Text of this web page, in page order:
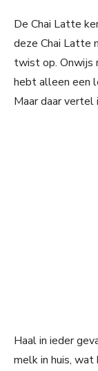
De Chai Latte
deze Chai Latte
twist op. Onwijs
hebt alleen een
Maar daar vertel
Haal in ieder
melk in huis, wat